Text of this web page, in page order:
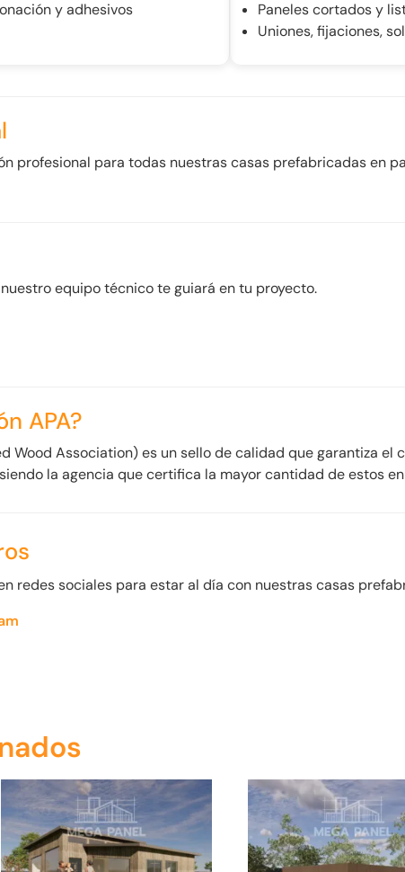
y adhesivos
Paneles cortados y
Uniones, fijaciones,
profesional para todas nuestras casas prefabricadas en
equipo técnico te guiará en tu proyecto.
APA?
Wood Association) es un sello de calidad que garantiza
la agencia que certifica la mayor cantidad de estos
redes sociales para estar al día con nuestras casas